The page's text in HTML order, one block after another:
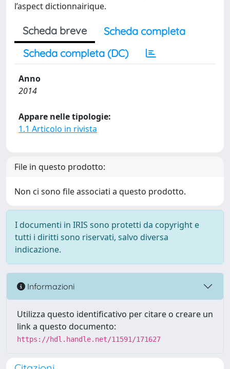
l’aspect dictionnairique.
Scheda breve
Scheda completa
Scheda completa (DC)
Anno
2014
Appare nelle tipologie:
1.1 Articolo in rivista
File in questo prodotto:
Non ci sono file associati a questo prodotto.
I documenti in IRIS sono protetti da copyright e
tutti i diritti sono riservati, salvo diversa
indicazione.
Informazioni
Utilizza questo identificativo per citare o creare un
link a questo documento:
https://hdl.handle.net/11591/171627